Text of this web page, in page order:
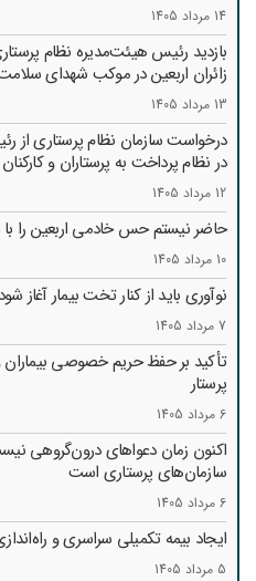
14 مرداد 1405
بازدید رئیس هیئت‌مدیره نظام
زائران اربعین در موکب شهدای
13 مرداد 1405
درخواست سازمان نظام پرستاری از
در نظام پرداخت به پرستاران و
12 مرداد 1405
حاضر نیستم حس خادمی اربعین را
10 مرداد 1405
نوآوری باید از کنار تخت بیمار آغاز شود
7 مرداد 1405
تأکید بر حفظ حریم خصوصی بیماران
پرستار
6 مرداد 1405
اکنون زمان دعواهای درون‌گروهی
سازمان‌های پرستاری است
6 مرداد 1405
ایجاد بیمه تکمیلی سراسری و
5 مرداد 1405